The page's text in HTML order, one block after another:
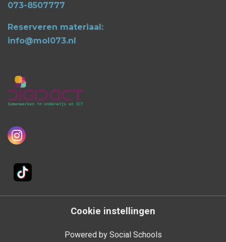
073-8507777
Reserveren materiaal:
info@mol073.nl
Cookie instellingen
Powered by Social Schools